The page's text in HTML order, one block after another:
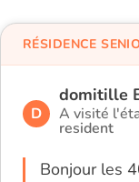
D
domitille
A visité
resident
Bonjour les
RÉSIDENCE